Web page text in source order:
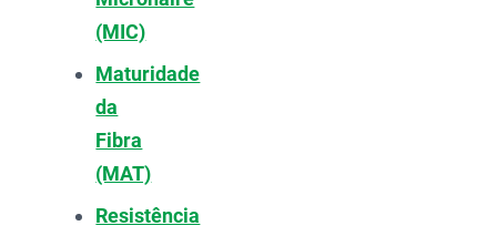
(MIC)
Maturidade
da
Fibra
(MAT)
Resistência